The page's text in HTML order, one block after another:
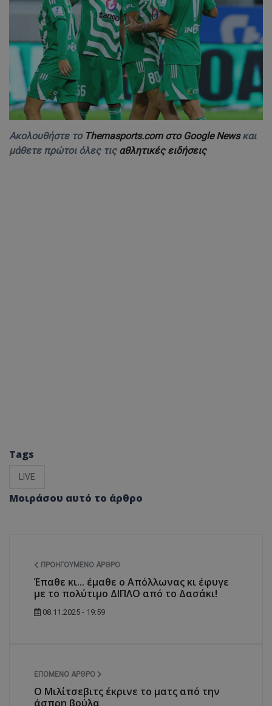
Ακολουθήστε το Themasports.com στο Google Newsκαι
μάθετε πρώτοι όλες τις αθλητικές ειδήσεις
Tags
LIVE
Μοιράσου αυτό το άρθρο
ΠΡΟΗΓΟΎΜΕΝΟ ΆΡΘΡΟ
Έπαθε κι... έμαθε ο Απόλλωνας κι έφυγε
με το πολύτιμο ΔΙΠΛΟ από το Δασάκι!
08.11.2025 - 19:59
ΕΠΌΜΕΝΟ ΆΡΘΡΟ
Ο Μιλίτσεβιτς έκρινε το ματς από την
άσπρη βούλα